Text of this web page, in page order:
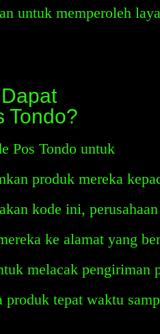
untuk memperoleh
Tondo?
Pos Tondo untuk
produk mereka
kode ini,
ke alamat yang
melacak pengiriman
produk tepat waktu